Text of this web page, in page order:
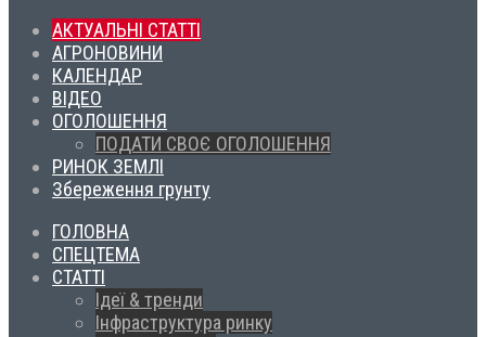
АКТУАЛЬНІ СТАТТІ
АГРОНОВИНИ
КАЛЕНДАР
ВІДЕО
ОГОЛОШЕННЯ
ПОДАТИ СВОЄ ОГОЛОШЕННЯ
РИНОК ЗЕМЛІ
Збереження грунту
ГОЛОВНА
СПЕЦТЕМА
СТАТТІ
Ідеї & тренди
Інфраструктура ринку